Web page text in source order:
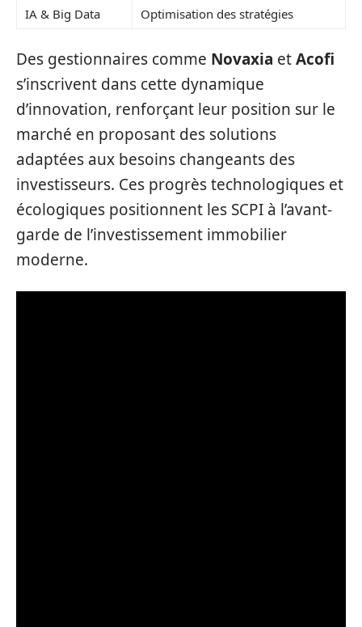
IA & Big Data Optimisation des stratégies
Des gestionnaires comme Novaxia etAcofi
s’inscrivent dans cette dynamique
d’innovation, renforçant leur position sur le
marché en proposant des solutions
adaptées aux besoins changeants des
investisseurs. Ces progrès technologiques et
écologiques positionnent les SCPI à l’avant-
garde de l’investissement immobilier
moderne.